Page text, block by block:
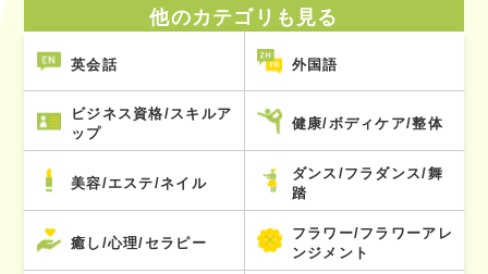
他のカテゴリも見る
英会話 外国語
ビジネス資格/スキルア
ップ
健康/ボディケア/整体
美容/エステ/ネイル
ダンス/フラダンス/舞
踏
癒し/心理/セラピー
フラワー/フラワーアレ
ンジメント